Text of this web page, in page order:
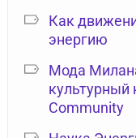
Как
энергию
Мода
культурный
Community